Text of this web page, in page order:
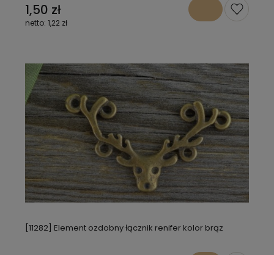
1,50 zł
1,22 zł
[11282] Element ozdobny łącznik renifer kolor brąz